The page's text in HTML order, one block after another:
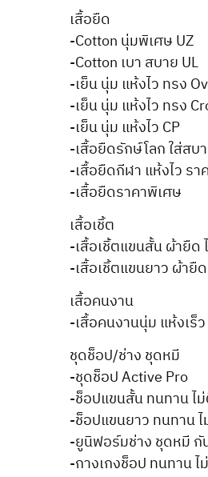
เสื้อยืด
-Cotton นุ่มพิเศษ UZ
-Cotton เบา สบาย UL
-เย็น นุ่ม แห้งไว ทรง
-เย็น นุ่ม แห้งไว ทรง
-เย็น นุ่ม แห้งไว CP
-เสื้อยืดรักษ์โลก ใส่สบ
-เสื้อยืดกีฬา แห้งไว ร
-เสื้อยืดราคาพิเศษ
เสื้อเชิ้ต
-เสื้อเชิ้ตแขนสั้น ผ้ายืด
-เสื้อเชิ้ตแขนยาว ผ้ายื
เสื้อคนงาน
-เสื้อคนงานนุ่ม แห้งเร็
ชุดช็อป/ช่าง ชุดหมี
-ชุดช็อป Active Pro
-ช็อปแขนสั้น ทนทาน ไ
-ช็อปแขนยาว ทนทาน
-ยูนิฟอร์มช่าง ชุดหมี กั
-กางเกงช็อป ทนทาน